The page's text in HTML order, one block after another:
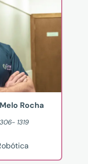
Rocha
1319